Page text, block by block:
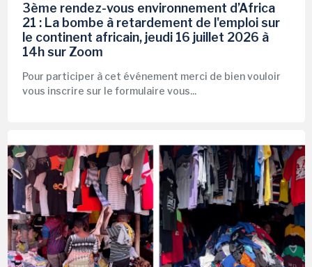
3ème rendez-vous environnement d’Africa
21 : La bombe à retardement de l'emploi sur
le continent africain, jeudi 16 juillet 2026 à
14h sur Zoom
Pour participer à cet événement merci de bien vouloir
vous inscrire sur le formulaire vous...